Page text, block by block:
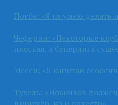
Погба: «Я не умею делать
Чеферин: «Некоторые
плоская, а Суперлига
Месси: «Я капитан
Тухель: «Новичков